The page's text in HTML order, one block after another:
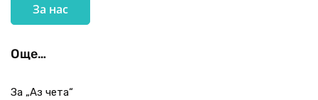
За нас
Още…
За „Аз чета“